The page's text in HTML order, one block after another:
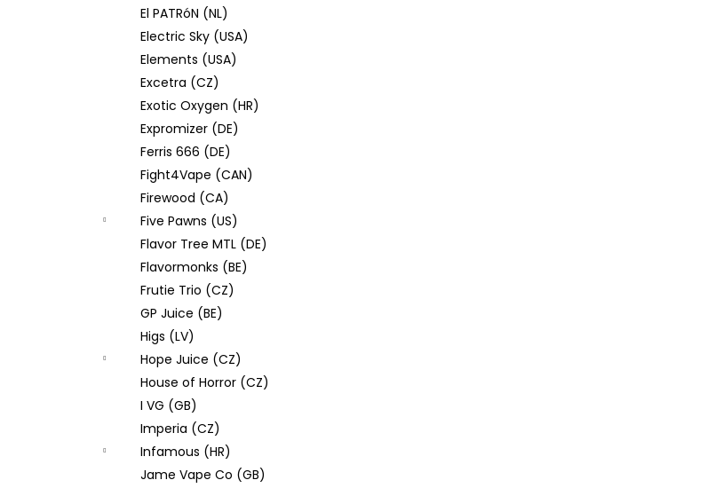
El PATRóN (NL)
Electric Sky (USA)
Elements (USA)
Excetra (CZ)
Exotic Oxygen (HR)
Expromizer (DE)
Ferris 666 (DE)
Fight4Vape (CAN)
Firewood (CA)
Five Pawns (US)
Flavor Tree MTL (DE)
Flavormonks (BE)
Frutie Trio (CZ)
GP Juice (BE)
Higs (LV)
Hope Juice (CZ)
House of Horror (CZ)
I VG (GB)
Imperia (CZ)
Infamous (HR)
Jame Vape Co (GB)